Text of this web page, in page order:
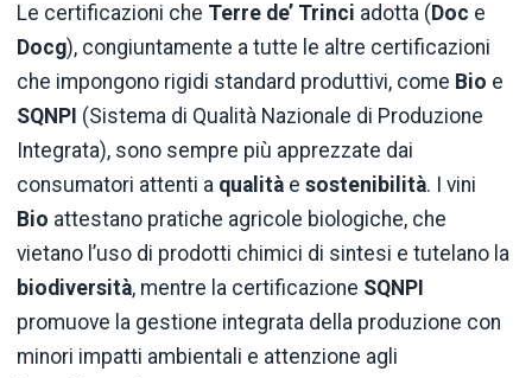
Le certificazioni che Terre de’ Trinci adotta ( Doc e
Docg), congiuntamente a tutte le altre certificazioni
che impongono rigidi standard produttivi, come Bio e
SQNPI (Sistema di Qualità Nazionale di Produzione
Integrata), sono sempre più apprezzate dai
consumatori attenti a qualità e sostenibilità. I vini
Bio attestano pratiche agricole biologiche, che
vietano l’uso di prodotti chimici di sintesi e tutelano la
biodiversità, mentre la certificazione SQNPI
promuove la gestione integrata della produzione con
minori impatti ambientali e attenzione agli